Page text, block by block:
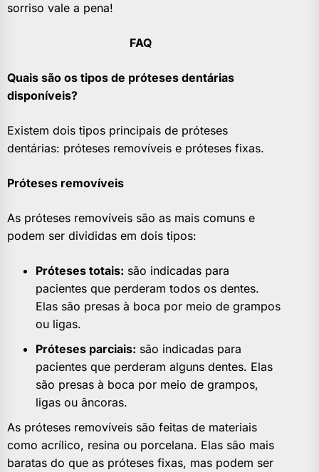
sorriso vale a pena!
FAQ
Quais são os tipos de próteses dentárias
disponíveis?
Existem dois tipos principais de próteses
dentárias: próteses removíveis e próteses fixas.
Próteses removíveis
As próteses removíveis são as mais comuns e
podem ser divididas em dois tipos:
Próteses totais: são indicadas para
pacientes que perderam todos os dentes.
Elas são presas à boca por meio de grampos
ou ligas.
Próteses parciais: são indicadas para
pacientes que perderam alguns dentes. Elas
são presas à boca por meio de grampos,
ligas ou âncoras.
As próteses removíveis são feitas de materiais
como acrílico, resina ou porcelana. Elas são mais
baratas do que as próteses fixas, mas podem ser